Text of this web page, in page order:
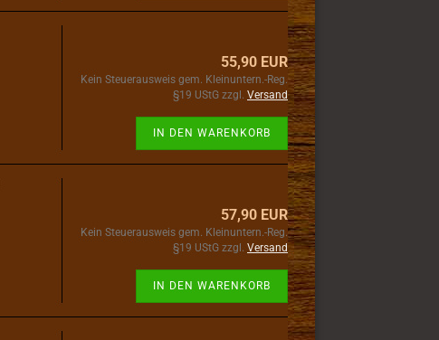
55,90 EUR
Kein Steuerausweis gem. Kleinuntern.-Reg.
§19 UStG zzgl. Versand
IN DEN WARENKORB
57,90 EUR
Kein Steuerausweis gem. Kleinuntern.-Reg.
§19 UStG zzgl. Versand
IN DEN WARENKORB